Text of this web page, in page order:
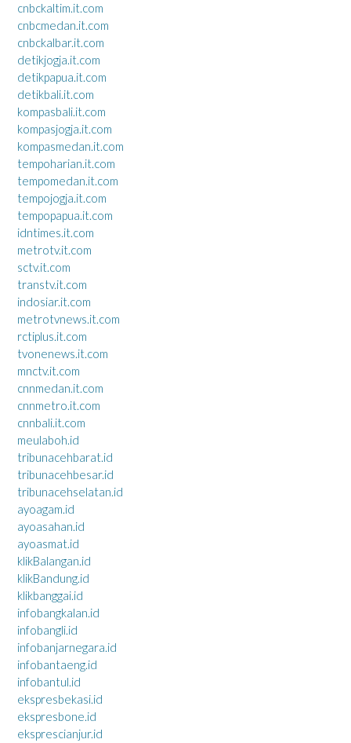
cnbckaltim.it.com
cnbcmedan.it.com
cnbckalbar.it.com
detikjogja.it.com
detikpapua.it.com
detikbali.it.com
kompasbali.it.com
kompasjogja.it.com
kompasmedan.it.com
tempoharian.it.com
tempomedan.it.com
tempojogja.it.com
tempopapua.it.com
idntimes.it.com
metrotv.it.com
sctv.it.com
transtv.it.com
indosiar.it.com
metrotvnews.it.com
rctiplus.it.com
tvonenews.it.com
mnctv.it.com
cnnmedan.it.com
cnnmetro.it.com
cnnbali.it.com
meulaboh.id
tribunacehbarat.id
tribunacehbesar.id
tribunacehselatan.id
ayoagam.id
ayoasahan.id
ayoasmat.id
klikBalangan.id
klikBandung.id
klikbanggai.id
infobangkalan.id
infobangli.id
infobanjarnegara.id
infobantaeng.id
infobantul.id
ekspresbekasi.id
ekspresbone.id
eksprescianjur.id